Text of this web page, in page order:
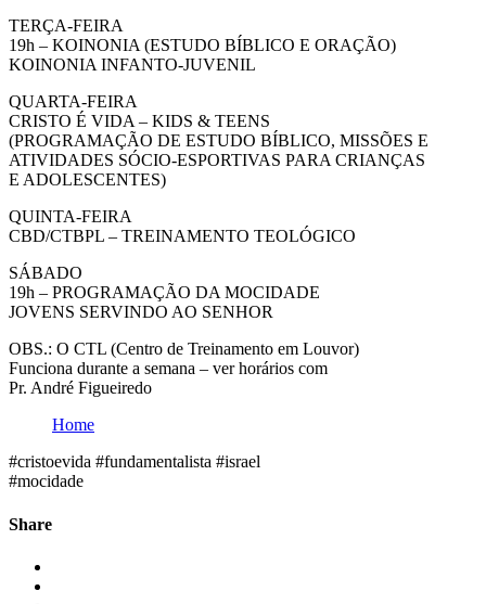
TERÇA-FEIRA
19h – KOINONIA (ESTUDO BÍBLICO E ORAÇÃO)
KOINONIA INFANTO-JUVENIL
QUARTA-FEIRA
CRISTO É VIDA – KIDS & TEENS
(PROGRAMAÇÃO DE ESTUDO BÍBLICO, MISSÕES E
ATIVIDADES SÓCIO-ESPORTIVAS PARA CRIANÇAS
E ADOLESCENTES)
QUINTA-FEIRA
CBD/CTBPL – TREINAMENTO TEOLÓGICO
SÁBADO
19h – PROGRAMAÇÃO DA MOCIDADE
JOVENS SERVINDO AO SENHOR
OBS.: O CTL (Centro de Treinamento em Louvor)
Funciona durante a semana – ver horários com
Pr. André Figueiredo
Home
#cristoevida #fundamentalista #israel
#mocidade
Share